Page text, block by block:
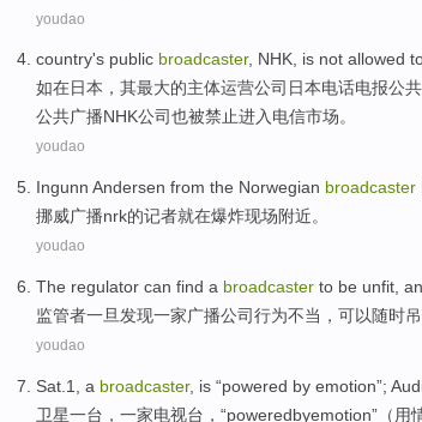
youdao
country's public broadcaster, NHK, is not allowed
如在日本，其最大的主体运营公司日本电话电报公共
公共广播NHK公司也被禁止进入电信市场。
youdao
Ingunn Andersen from the Norwegian broadcaster
挪威广播nrk的记者就在爆炸现场附近。
youdao
The regulator can find a broadcaster to be unfit ,
监管者一旦 发现一家广播公司行为不当 ，可以随时
youdao
Sat.1 , a broadcaster, is “powered by emotion”;
卫星一台， 一家电视台 ，“poweredbyemotion”（用